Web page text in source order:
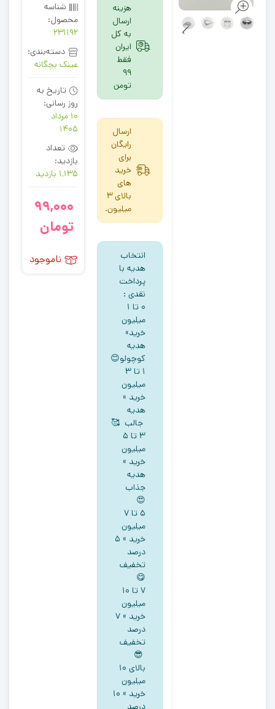
هزینه
ارسال
به کل
ایران
فقط
99
تومن
ارسال
رایگان
برای
خرید
های
بالای 3
میلیون.
انتخاب
هدیه با
پرداخت
نقدی :
۰ تا ۱
میلیون
خرید»
هدیه
کوچولو😊
۱ تا ۳
میلیون
خرید »
هدیه
جالب 🥰
۳ تا ۵
میلیون
خرید »
هدیه
جذاب
😍
5 تا ۷
میلیون
خرید » ۵
درصد
تخفیف
😋
۷ تا ۱۰
میلیون
خرید » ۷
درصد
تخفیف
😎
بالای ۱۰
میلیون
خرید » ۱۰
درصد
شناسه
محصول:
231192
دسته‌بندی:
عینک بچگانه
تاریخ به
روز رسانی:
10 مرداد
1405
تعداد
بازدید:
1,135 بازدید
99,000
تومان
ناموجود